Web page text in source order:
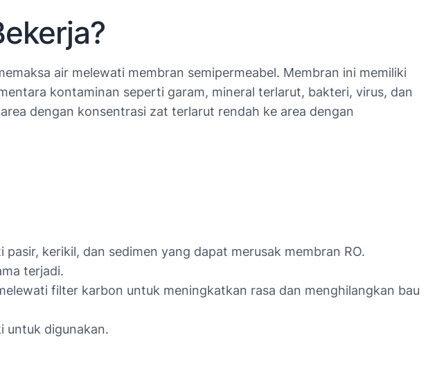
air melewati membran semipermeabel. Membran ini memiliki
kontaminan seperti garam, mineral terlarut, bakteri, virus, dan
dengan konsentrasi zat terlarut rendah ke area dengan
kerikil, dan sedimen yang dapat merusak membran RO.
terjadi.
filter karbon untuk meningkatkan rasa dan menghilangkan bau
untuk digunakan.